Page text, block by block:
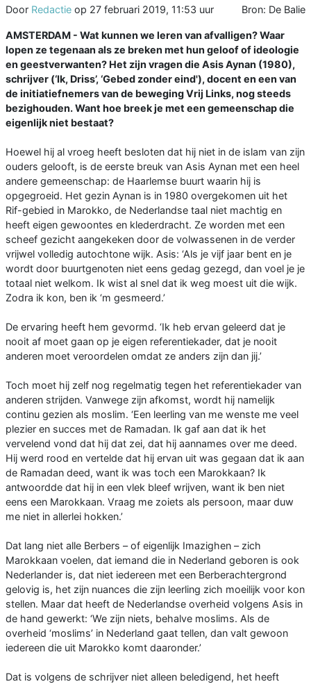
Door Redactie op 27 februari 2019, 11:53 uur Bron: De Balie
AMSTERDAM - Wat kunnen we leren van afvalligen? Waar
lopen ze tegenaan als ze breken met hun geloof of ideologie
en geestverwanten? Het zijn vragen die Asis Aynan (1980),
schrijver (‘Ik, Driss’, ‘Gebed zonder eind'), docent en een van
de initiatiefnemers van de beweging Vrij Links, nog steeds
bezighouden. Want hoe breek je met een gemeenschap die
eigenlijk niet bestaat?
Hoewel hij al vroeg heeft besloten dat hij niet in de islam van zijn
ouders gelooft, is de eerste breuk van Asis Aynan met een heel
andere gemeenschap: de Haarlemse buurt waarin hij is
opgegroeid. Het gezin Aynan is in 1980 overgekomen uit het
Rif-gebied in Marokko, de Nederlandse taal niet machtig en
heeft eigen gewoontes en klederdracht. Ze worden met een
scheef gezicht aangekeken door de volwassenen in de verder
vrijwel volledig autochtone wijk. Asis: ‘Als je vijf jaar bent en je
wordt door buurtgenoten niet eens gedag gezegd, dan voel je je
totaal niet welkom. Ik wist al snel dat ik weg moest uit die wijk.
Zodra ik kon, ben ik ‘m gesmeerd.’
De ervaring heeft hem gevormd. ‘Ik heb ervan geleerd dat je
nooit af moet gaan op je eigen referentiekader, dat je nooit
anderen moet veroordelen omdat ze anders zijn dan jij.’
Toch moet hij zelf nog regelmatig tegen het referentiekader van
anderen strijden. Vanwege zijn afkomst, wordt hij namelijk
continu gezien als moslim. ‘Een leerling van me wenste me veel
plezier en succes met de Ramadan. Ik gaf aan dat ik het
vervelend vond dat hij dat zei, dat hij aannames over me deed.
Hij werd rood en vertelde dat hij ervan uit was gegaan dat ik aan
de Ramadan deed, want ik was toch een Marokkaan? Ik
antwoordde dat hij in een vlek bleef wrijven, want ik ben niet
eens een Marokkaan. Vraag me zoiets als persoon, maar duw
me niet in allerlei hokken.’
Dat lang niet alle Berbers – of eigenlijk Imazighen – zich
Marokkaan voelen, dat iemand die in Nederland geboren is ook
Nederlander is, dat niet iedereen met een Berberachtergrond
gelovig is, het zijn nuances die zijn leerling zich moeilijk voor kon
stellen. Maar dat heeft de Nederlandse overheid volgens Asis in
de hand gewerkt: ‘We zijn niets, behalve moslims. Als de
overheid ‘moslims’ in Nederland gaat tellen, dan valt gewoon
iedereen die uit Marokko komt daaronder.’
Dat is volgens de schrijver niet alleen beledigend, het heeft